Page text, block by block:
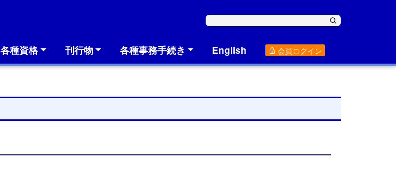
各種資格 刊行物 各種事務手続き English 会員ログイン